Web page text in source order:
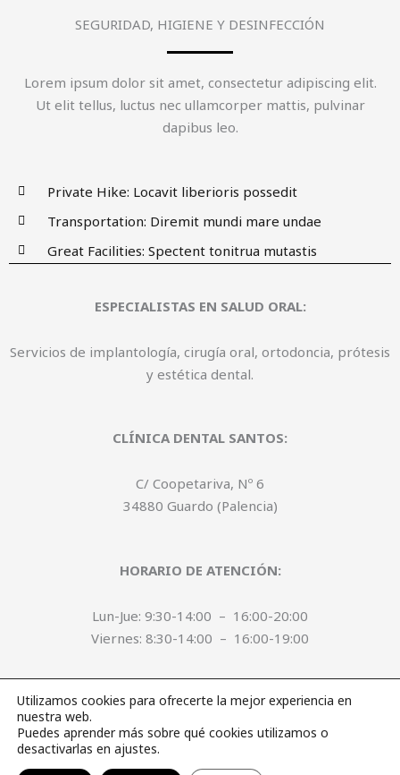
SEGURIDAD, HIGIENE Y DESINFECCIÓN
Lorem ipsum dolor sit amet, consectetur adipiscing elit.
Ut elit tellus, luctus nec ullamcorper mattis, pulvinar
dapibus leo.
Private Hike: Locavit liberioris possedit
Transportation: Diremit mundi mare undae
Great Facilities: Spectent tonitrua mutastis
ESPECIALISTAS EN SALUD ORAL:
Servicios de implantología, cirugía oral, ortodoncia, prótesis
y estética dental.
CLÍNICA DENTAL SANTOS:
C/ Coopetariva, Nº 6
34880 Guardo (Palencia)
HORARIO DE ATENCIÓN:
Lun-Jue: 9:30-14:00 – 16:00-20:00
Viernes: 8:30-14:00 – 16:00-19:00
© Clínica Dental Santos –Diseño Suniberica
Utilizamos cookies para ofrecerte la mejor experiencia en
nuestra web.
Puedes aprender más sobre qué cookies utilizamos o
desactivarlas en ajustes.